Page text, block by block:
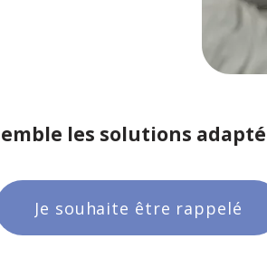
Je souhaite être rappelé
les solutions